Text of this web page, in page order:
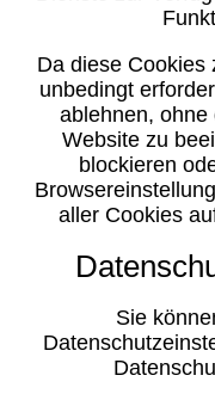
Da diese Cookies
unbedingt
ablehnen,
Website zu
blockieren
aller Cookies
Sie